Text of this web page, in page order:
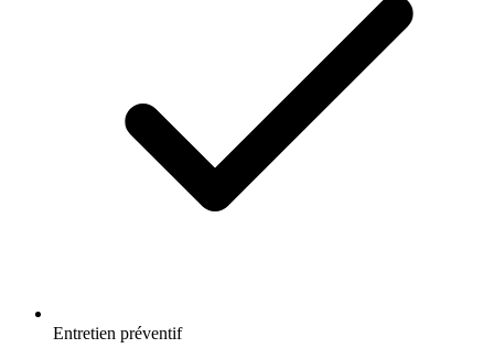
Entretien préventif